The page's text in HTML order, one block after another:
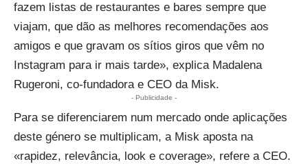
fazem listas de restaurantes e bares sempre que
viajam, que dão as melhores recomendações aos
amigos e que gravam os sítios giros que vêm no
Instagram para ir mais tarde», explica Madalena
Rugeroni, co-fundadora e CEO da Misk.
- Publicidade -
Para se diferenciarem num mercado onde aplicações
deste género se multiplicam, a Misk aposta na
«rapidez, relevância, look e coverage», refere a CEO.